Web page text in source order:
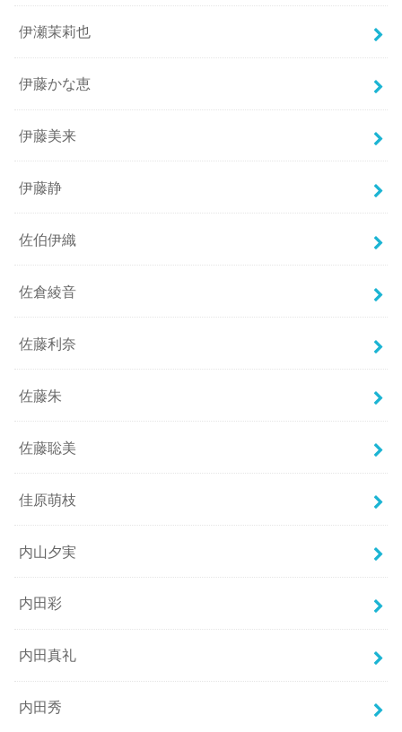
伊瀬茉莉也
伊藤かな恵
伊藤美来
伊藤静
佐伯伊織
佐倉綾音
佐藤利奈
佐藤朱
佐藤聡美
佳原萌枝
内山夕実
内田彩
内田真礼
内田秀